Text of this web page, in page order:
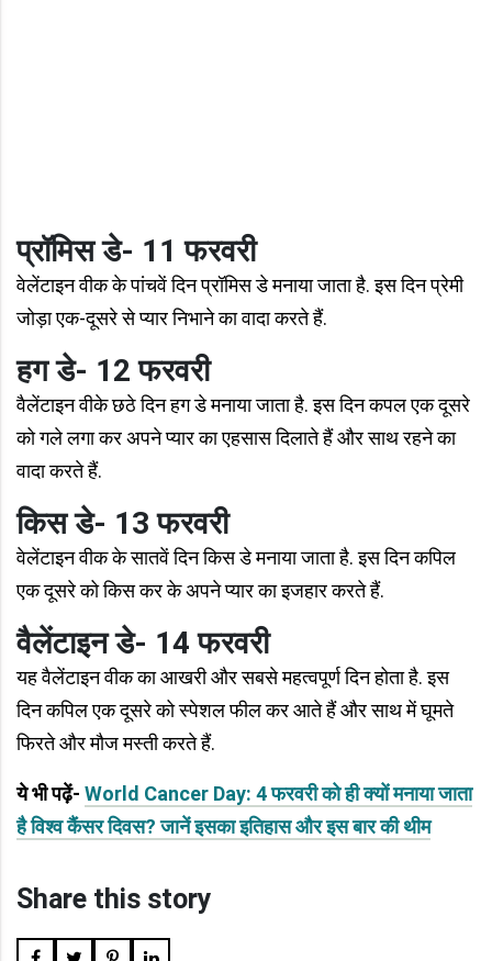
प्रॉमिस डे- 11 फरवरी
वेलेंटाइन वीक के पांचवें दिन प्रॉमिस डे मनाया जाता है. इस दिन प्रेमी
जोड़ा एक-दूसरे से प्यार निभाने का वादा करते हैं.
हग डे- 12 फरवरी
वैलेंटाइन वीके छठे दिन हग डे मनाया जाता है. इस दिन कपल एक दूसरे
को गले लगा कर अपने प्यार का एहसास दिलाते हैं और साथ रहने का
वादा करते हैं.
किस डे- 13 फरवरी
वेलेंटाइन वीक के सातवें दिन किस डे मनाया जाता है. इस दिन कपिल
एक दूसरे को किस कर के अपने प्यार का इजहार करते हैं.
वैलेंटाइन डे- 14 फरवरी
यह वैलेंटाइन वीक का आखरी और सबसे महत्वपूर्ण दिन होता है. इस
दिन कपिल एक दूसरे को स्पेशल फील कर आते हैं और साथ में घूमते
फिरते और मौज मस्ती करते हैं.
ये भी पढ़ें- World Cancer Day: 4 फरवरी को ही क्यों मनाया जाता
है विश्व कैंसर दिवस? जानें इसका इतिहास और इस बार की थीम
Share this story